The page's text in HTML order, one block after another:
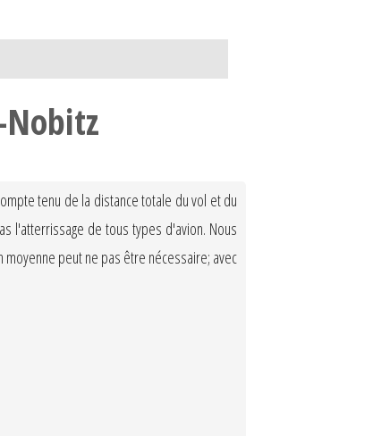
tenu de la distance totale du vol et du
l'atterrissage de tous types d'avion. Nous
moyenne peut ne pas être nécessaire; avec